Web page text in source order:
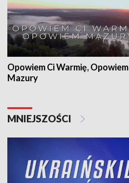
Opowiem Ci Warmię, Opowiem
Mazury
MNIEJSZOŚCI